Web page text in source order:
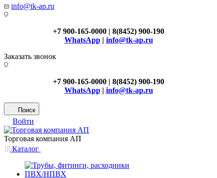
info@tk-ap.ru
+7 900-165-0000 | 8(8452) 900-190
WhatsApp| info@tk-ap.ru
Заказать звонок
+7 900-165-0000 | 8(8452) 900-190
WhatsApp| info@tk-ap.ru
Поиск
Войти
Торговая компания АП
Каталог